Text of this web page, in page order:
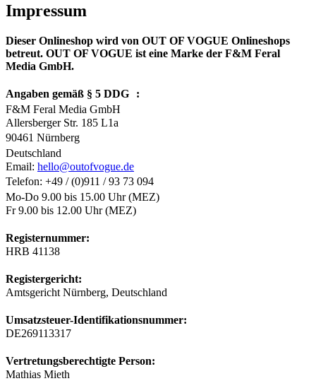
Impressum
Dieser Onlineshop wird von OUT OF VOGUE Onlineshops
betreut. OUT OF VOGUE ist eine Marke der F&M Feral
Media GmbH.
Angaben gemäß § 5 DDG :
F&M Feral Media GmbH
Allersberger Str. 185 L1a
90461 Nürnberg
Deutschland
Email: hello@outofvogue.de
Telefon: +49 / (0)911 / 93 73 094
Mo-Do 9.00 bis 15.00 Uhr (MEZ)
Fr 9.00 bis 12.00 Uhr (MEZ)
Registernummer:
HRB 41138
Registergericht:
Amtsgericht Nürnberg, Deutschland
Umsatzsteuer-Identifikationsnummer:
DE269113317
Vertretungsberechtigte Person:
Mathias Mieth